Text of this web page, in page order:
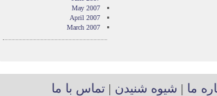
May 2007
April 2007
March 2007
ما | شیوه شنیدن |تماس با ما